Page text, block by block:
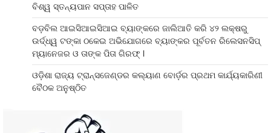
ବିଶ୍ୱ ସ୍ତନ୍ୟପାନ ସପ୍ତାହ ପାଳିତ
ବଡ଼ବିଲ ଆଇସିଆଇସିଆଇ ବ୍ୟାଙ୍କରେ ଜାଲିଆତି କରି ୪୨ ଲକ୍ଷରୁ
ଉର୍ଦ୍ଧ୍ୱ ଟଙ୍କା ଠକେଇ ଅଭିଯୋଗରେ ବ୍ୟାଙ୍କର ପୂର୍ବତନ ରିଲେସନସିପ୍
ମ୍ୟାନେଜର ଓ ତାଙ୍କ ପିତା ଗିରଫ୍ ।
ଓଡ଼ିଶା ରାଜ୍ୟ ଟ୍ରାନ୍ସଜେଣ୍ଡର କଲ୍ୟାଣ ବୋର୍ଡ଼ର ପ୍ରଥମ କାର୍ଯ୍ୟକାରିଣୀ
ବୈଠକ ଅନୁଷ୍ଠିତ